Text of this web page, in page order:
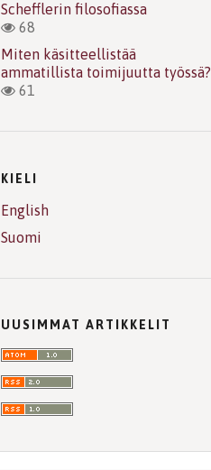
Schefflerin filosofiassa
68
Miten käsitteellistää
ammatillista toimijuutta työssä?
61
KIELI
English
Suomi
UUSIMMAT ARTIKKELIT